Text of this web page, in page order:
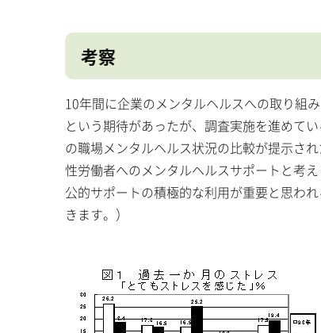
考察
10年間に企業のメンタルヘルスへの取り組
という期待があったが、調査実施を進めて
の職場メンタルヘルス状況の比較が提示さ
性労働者へのメンタルヘルスサポートと考
公的サポートの積極的な利用が重要と思わ
きます。）